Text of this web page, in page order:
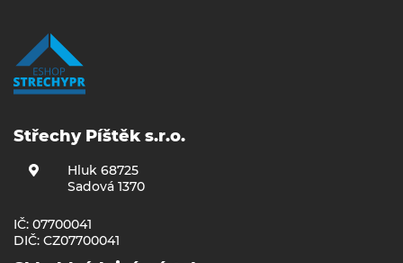
Střechy Píštěk s.r.o.
Hluk 68725
Sadová 1370
IČ: 07700041
DIČ: CZ07700041